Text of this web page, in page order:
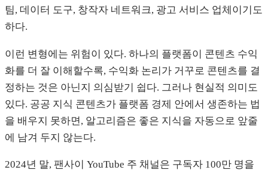
팀, 데이터 도구, 창작자 네트워크, 광고 서비스 업체이기도
하다.
이런 변형에는 위험이 있다. 하나의 플랫폼이 콘텐츠 수익
화를 더 잘 이해할수록, 수익화 논리가 거꾸로 콘텐츠를 결
정하는 것은 아닌지 의심받기 쉽다. 그러나 현실적 의미도
있다. 공공 지식 콘텐츠가 플랫폼 경제 안에서 생존하는 법
을 배우지 못하면, 알고리즘은 좋은 지식을 자동으로 앞줄
에 남겨 두지 않는다.
2024년 말, 팬사이 YouTube 주 채널은 구독자 100만 명을